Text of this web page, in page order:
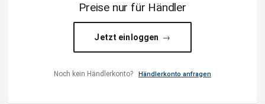
Preise nur für Händler
Jetzt einloggen
Noch kein Händlerkonto? Händlerkonto anfragen